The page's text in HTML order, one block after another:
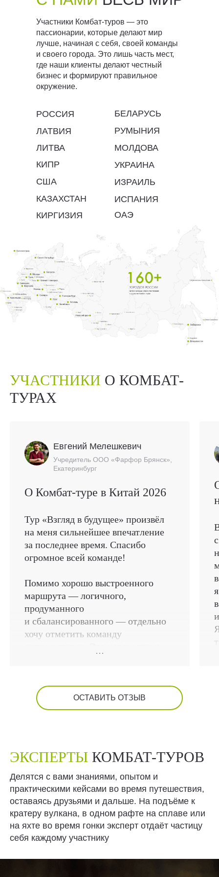
Участники Комбат-туров — это
пассионарии, которые делают мир
лучше, начиная с себя, своей команды
и своего города. Это лишь часть мест,
где наши клиенты делают честный
бизнес и формируют правильное
окружение.
РОССИЯ
ЛИТВА
ЛАТВИЯ
КИПР
США
КИРГИЗИЯ
КАЗАХСТАН
БЕЛАРУСЬ
РУМЫНИЯ
МОЛДОВА
УКРАИНА
ИЗРАИЛЬ
ИСПАНИЯ
ОАЭ
УЧАСТНИКИ О КОМБАТ-
ТУРАХ
Евгений Мелешкевич
Учредитель ООО «Фарфор Брянск»,
Екатеринбург
О Комбат-туре в Китай 2026
Тур «Взгляд в будущее» произвёл
на меня сильнейшее впечатление
за последнее время. Спасибо
огромное всей команде!
Помимо хорошо выстроенного
маршрута — логичного,
продуманного
и сбалансированного — отдельно
хочу отметить команду
эмоции. Эмпатичные,
доброжелательные,
человеколюбивые, по‑настоящему
что познакомился с такими
людьми.
Также хочу выделить многих
участников тура — общение
с ними доставило мне невероятное
удовольствие. Сильные,
ОСТАВИТЬ ОТЗЫВ
ЭКСПЕРТЫ КОМБАТ-ТУРОВ
Делятся с вами знаниями, опытом и
практическими кейсами во время путешествия,
оставаясь друзьями и дальше. На подъёме к
кратеру вулкана, в одном рафте на сплаве или
на яхте во время гонки эксперт отдаёт частицу
себя каждому участнику